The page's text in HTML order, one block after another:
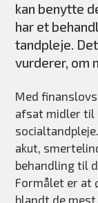
Kurser og
kan benytte
har et
tandpleje.
vurderer, om
Med
afsat midler til
akut,
behandling til
Formålet er at
blandt de